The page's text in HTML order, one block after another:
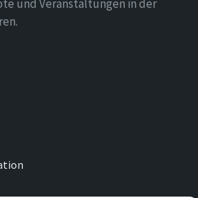
und Veranstaltungen in der